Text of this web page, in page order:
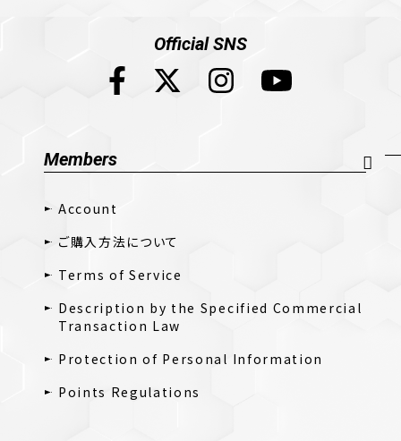
Official SNS
Members
Account
ご購入方法について
Terms of Service
Description by the Specified Commercial
Transaction Law
Protection of Personal Information
Points Regulations